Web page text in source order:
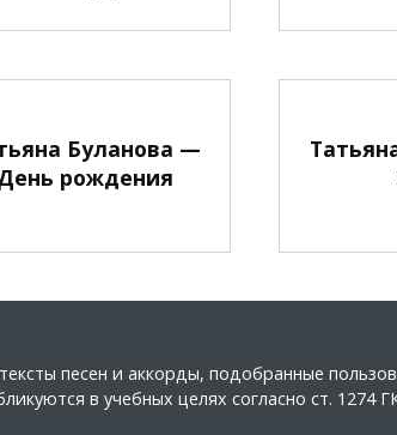
Буланова —
рождения
песен и аккорды, подобранные
в учебных целях согласно ст. 1274